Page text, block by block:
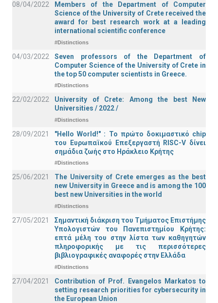
08/04/2022
Members of the Department of Computer
Science of the University of Crete received the
award for best research work at a leading
international scientific conference
#Distinctions
04/03/2022
Seven professors of the Department of
Computer Science of the University of Crete in
the top 50 computer scientists in Greece.
#Distinctions
22/02/2022
University of Crete: Among the best New
Universities / 2022 /
#Distinctions
28/09/2021
"Hello World!" : Το πρώτο δοκιμαστικό chip
του Ευρωπαϊκού Επεξεργαστή RISC-V δίνει
σημάδια ζωής στο Ηράκλειο Κρήτης
#Distinctions
25/06/2021
The University of Crete emerges as the best
new University in Greece and is among the 100
best new Universities in the world
#Distinctions
27/05/2021
Σημαντική διάκριση του Τμήματος Επιστήμης
Υπολογιστών του Πανεπιστημίου Κρήτης:
επτά μέλη του στην λίστα των καθηγητών
πληροφορικής με τις περισσότερες
βιβλιογραφικές αναφορές στην Ελλάδα
#Distinctions
27/04/2021
Contribution of Prof. Evangelos Markatos to
setting research priorities for cybersecurity in
the European Union